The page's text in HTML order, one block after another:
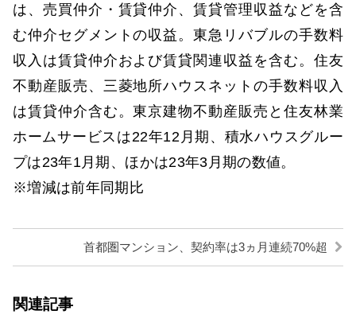
は、売買仲介・賃貸仲介、賃貸管理収益などを含
む仲介セグメントの収益。東急リバブルの手数料
収入は賃貸仲介および賃貸関連収益を含む。住友
不動産販売、三菱地所ハウスネットの手数料収入
は賃貸仲介含む。東京建物不動産販売と住友林業
ホームサービスは22年12月期、積水ハウスグルー
プは23年1月期、ほかは23年3月期の数値。
※増減は前年同期比
首都圏マンション、契約率は3ヵ月連続70%超
関連記事